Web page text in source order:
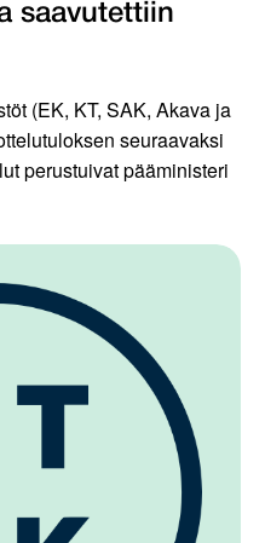
saavutettiin
(EK, KT, SAK, Akava ja
seuraavaksi
perustuivat pääministeri